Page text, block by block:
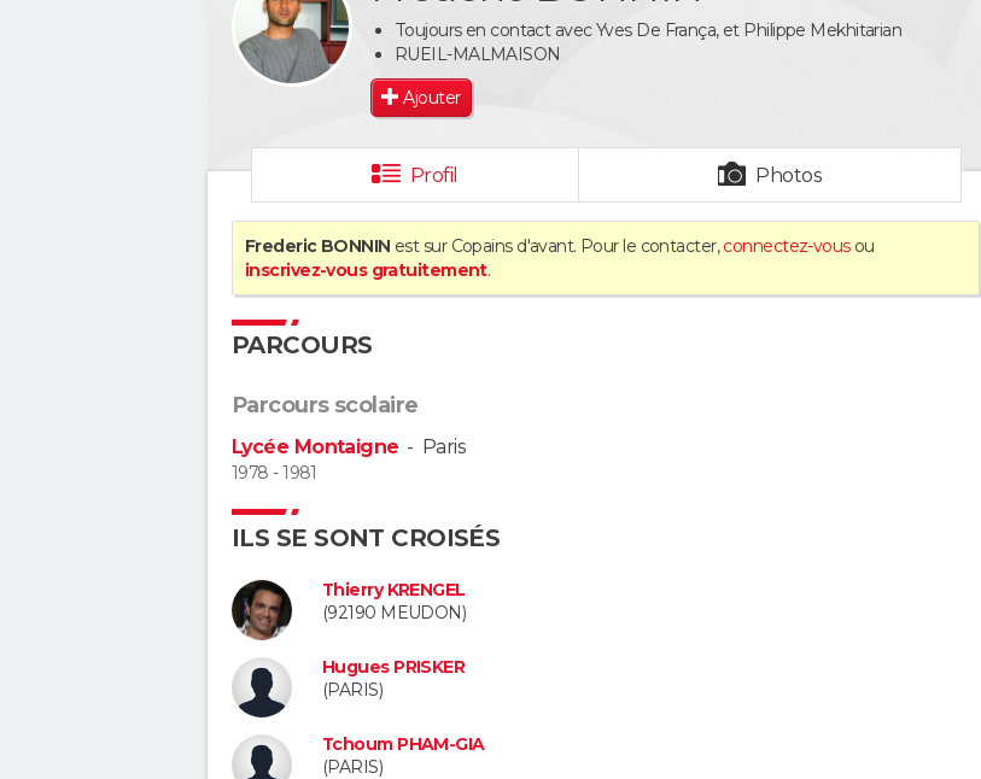
Toujours en contact avec Yves De França, et Philippe Mekhitarian
RUEIL-MALMAISON
Ajouter
Profil Photos
Frederic BONNIN est sur Copains d'avant. Pour le contacter,connectez-vousou
inscrivez-vous gratuitement.
PARCOURS
Parcours scolaire
Lycée Montaigne - Paris
1978 - 1981
ILS SE SONT CROISÉS
Thierry KRENGEL
(92190 MEUDON)
Hugues PRISKER
(PARIS)
Tchoum PHAM-GIA
(PARIS)